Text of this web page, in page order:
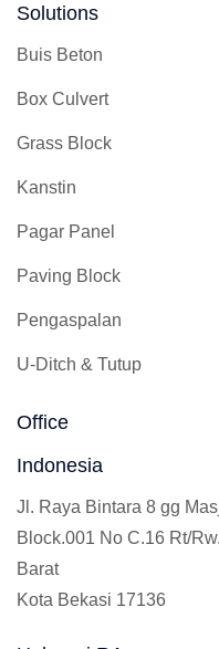
Solutions
Buis Beton
Box Culvert
Grass Block
Kanstin
Pagar Panel
Paving Block
Pengaspalan
U-Ditch & Tutup
Office
Indonesia
Jl. Raya Bintara 8 gg
Block.001 No C.16 Rt/
Barat
Kota Bekasi 17136